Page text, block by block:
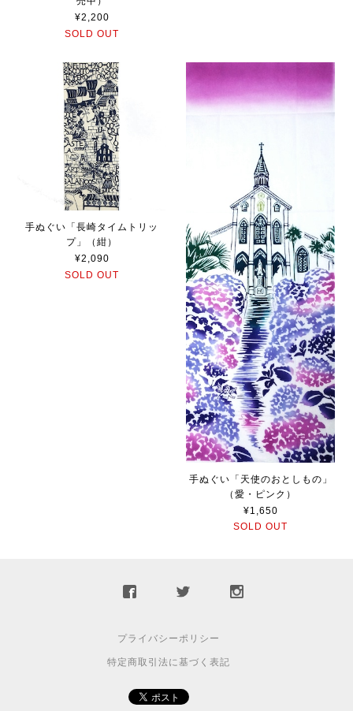
¥2,200
SOLD OUT
手ぬぐい「長崎タイムトリッ
プ」（紺）
¥2,090
SOLD OUT
手ぬぐい「天使のおとしもの」
（愛・ピンク）
¥1,650
SOLD OUT
プライバシーポリシー
特定商取引法に基づく表記